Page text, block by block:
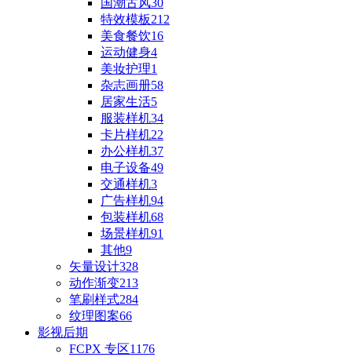
国潮古风30
特效模板212
美食餐饮16
运动健身4
美妆护理1
杂志画册58
居家生活5
服装样机34
卡片样机22
办公样机37
电子设备49
交通样机3
广告样机94
包装样机68
场景样机91
其他9
矢量设计328
动作渐变213
笔刷样式284
纹理图案66
影视后期
FCPX 专区1176